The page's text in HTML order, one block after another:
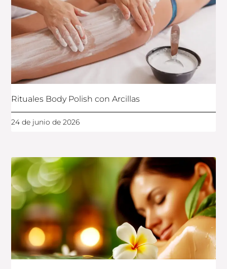
Rituales Body Polish con Arcillas
24 de junio de 2026